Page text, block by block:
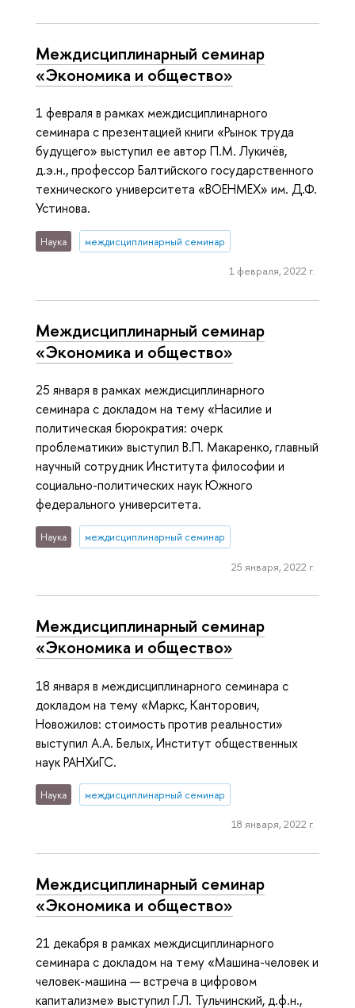
Междисциплинарный семинар
«Экономика и общество»
1 февраля в рамках междисциплинарного
семинара с презентацией книги «Рынок труда
будущего» выступил ее автор П.М. Лукичёв,
д.э.н., профессор Балтийского государственного
технического университета «ВОЕНМЕХ» им. Д.Ф.
Устинова.
Наука междисциплинарный семинар
1 февраля, 2022 г.
Междисциплинарный семинар
«Экономика и общество»
25 января в рамках междисциплинарного
семинара с докладом на тему «Насилие и
политическая бюрократия: очерк
проблематики» выступил В.П. Макаренко, главный
научный сотрудник Института философии и
социально-политических наук Южного
федерального университета.
Наука междисциплинарный семинар
25 января, 2022 г.
Междисциплинарный семинар
«Экономика и общество»
18 января в междисциплинарного семинара с
докладом на тему «Маркс, Канторович,
Новожилов: стоимость против реальности»
выступил А.А. Белых, Институт общественных
наук РАНХиГС.
Наука междисциплинарный семинар
18 января, 2022 г.
Междисциплинарный семинар
«Экономика и общество»
21 декабря в рамках междисциплинарного
семинара с докладом на тему «Машина-человек и
человек-машина — встреча в цифровом
капитализме» выступил Г.Л. Тульчинский, д.ф.н.,